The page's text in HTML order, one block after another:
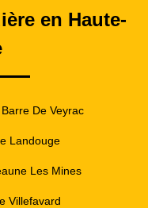
en Haute-
De Veyrac
Landouge
Les Mines
Villefavard